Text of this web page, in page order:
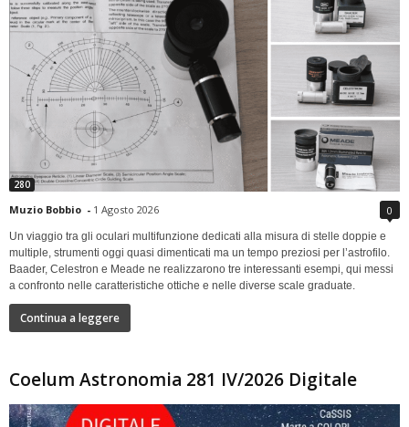
280
Muzio Bobbio - 1 Agosto 2026 0
Un viaggio tra gli oculari multifunzione dedicati alla misura di stelle doppie e
multiple, strumenti oggi quasi dimenticati ma un tempo preziosi per l’astrofilo.
Baader, Celestron e Meade ne realizzarono tre interessanti esempi, qui messi
a confronto nelle caratteristiche ottiche e nelle diverse scale graduate.
Continua a leggere
Coelum Astronomia 281 IV/2026 Digitale